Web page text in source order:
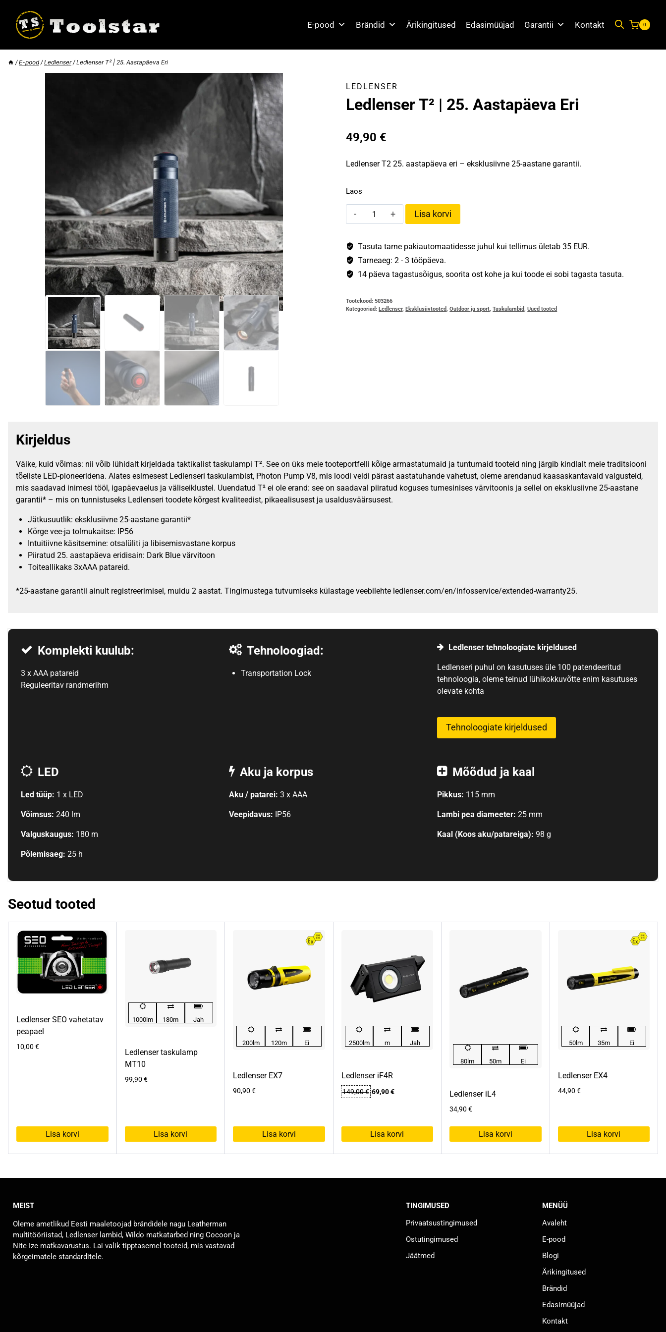
content
E-pood Brändid Ärikingitused Edasimüüjad Garantii Kontakt 0
/ E-pood / Ledlenser / Ledlenser T² | 25. Aastapäeva Eri
LEDLENSER
Ledlenser T² | 25. Aastapäeva Eri
49,90 €
Ledlenser T2 25. aastapäeva eri – eksklusiivne 25-aastane garantii.
Laos
Ledlenser
T²
25.
Aastapäeva
Eri
kogus
Lisa korvi
Tasuta tarne pakiautomaatidesse juhul kui tellimus ületab 35 EUR.
Tarneaeg: 2 - 3 tööpäeva.
14 päeva tagastusõigus, soorita ost kohe ja kui toode ei sobi tagasta tasuta.
Tootekood:503266
Kategooriad: Ledlenser, Eksklusiivtooted,Outdoor ja sport,Taskulambid,Uued tooted
Kirjeldus
Väike, kuid võimas: nii võib lühidalt kirjeldada taktikalist taskulampi T². See on üks meie tooteportfelli kõige armastatumaid ja tuntumaid tooteid ning järgib kindlalt meie traditsiooni
tõeliste LED-pioneeridena. Alates esimesest Ledlenseri taskulambist, Photon Pump V8, mis loodi veidi pärast aastatuhande vahetust, oleme arendanud kaasaskantavaid valgusteid,
mis saadavad inimesi tööl, igapäevaelus ja väliseiklustel. Uuendatud T² ei ole erand: see on saadaval piiratud koguses tumesinises värvitoonis ja sellel on eksklusiivne 25-aastane
garantii* – mis on tunnistuseks Ledlenseri toodete kõrgest kvaliteedist, pikaealisusest ja usaldusväärsusest.
Jätkusuutlik: eksklusiivne 25-aastane garantii*
Kõrge vee-ja tolmukaitse: IP56
Intuitiivne käsitsemine: otsalüliti ja libisemisvastane korpus
Piiratud 25. aastapäeva eridisain: Dark Blue värvitoon
Toiteallikaks 3xAAA patareid.
*25-aastane garantii ainult registreerimisel, muidu 2 aastat. Tingimustega tutvumiseks külastage veebilehte ledlenser.com/en/infosservice/extended-warranty25.
Komplekti kuulub:
3 x AAA patareid
Reguleeritav randmerihm
Tehnoloogiad:
Transportation Lock
Ledlenser tehnoloogiate kirjeldused
Ledlenseri puhul on kasutuses üle 100 patendeeritud
tehnoloogia, oleme teinud lühikokkuvõtte enim kasutuses
olevate kohta
Tehnoloogiate kirjeldused
LED
Led tüüp: 1 x LED
Võimsus:240 lm
Valguskaugus: 180 m
Põlemisaeg:25 h
Aku ja korpus
Aku / patarei:3 x AAA
Veepidavus: IP56
Mõõdud ja kaal
Pikkus: 115 mm
Lambi pea diameeter: 25 mm
Kaal (Koos aku/patareiga): 98 g
Seotud tooted
Ledlenser SEO vahetatav
peapael
10,00 €
Lisa korvi
1000lm 180m Jah
Ledlenser taskulamp
MT10
99,90 €
Lisa korvi
200lm 120m Ei
Ledlenser EX7
90,90 €
Lisa korvi
2500lm m Jah
Ledlenser iF4R
149,00€ Algne
69,90€Praegune
Lisa korvi
80lm 50m Ei
Ledlenser iL4
34,90 €
Lisa korvi
50lm 35m Ei
Ledlenser EX4
44,90 €
Lisa korvi
MEIST
Oleme ametlikud Eesti maaletoojad brändidele nagu Leatherman
multitööriistad, Ledlenser lambid, Wildo matkatarbed ning Cocoon ja
Nite Ize matkavarustus. Lai valik tipptasemel tooteid, mis vastavad
kõrgeimatele standarditele.
TINGIMUSED
Privaatsustingimused
Ostutingimused
Jäätmed
MENÜÜ
Avaleht
E-pood
Blogi
Ärikingitused
Brändid
Edasimüüjad
Kontakt